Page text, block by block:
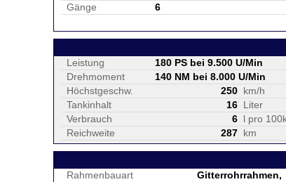
Gänge
6
Leistung
180 PS bei 9.500 U/Min
Drehmoment
140 NM bei 8.000 U/Min
Höchstgeschw.
250 km/h
Tankinhalt
16 Liter
Verbrauch
6 l pro
Reichweite
287 km
Rahmenbauart
Gitterrohrrahmen,